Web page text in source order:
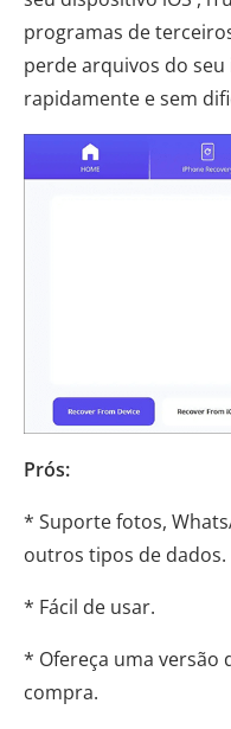
programas de
perde arquivos do
rapidamente e sem
Prós:
* Suporte fotos,
outros tipos de dados.
* Fácil de usar.
* Ofereça uma versão
compra.